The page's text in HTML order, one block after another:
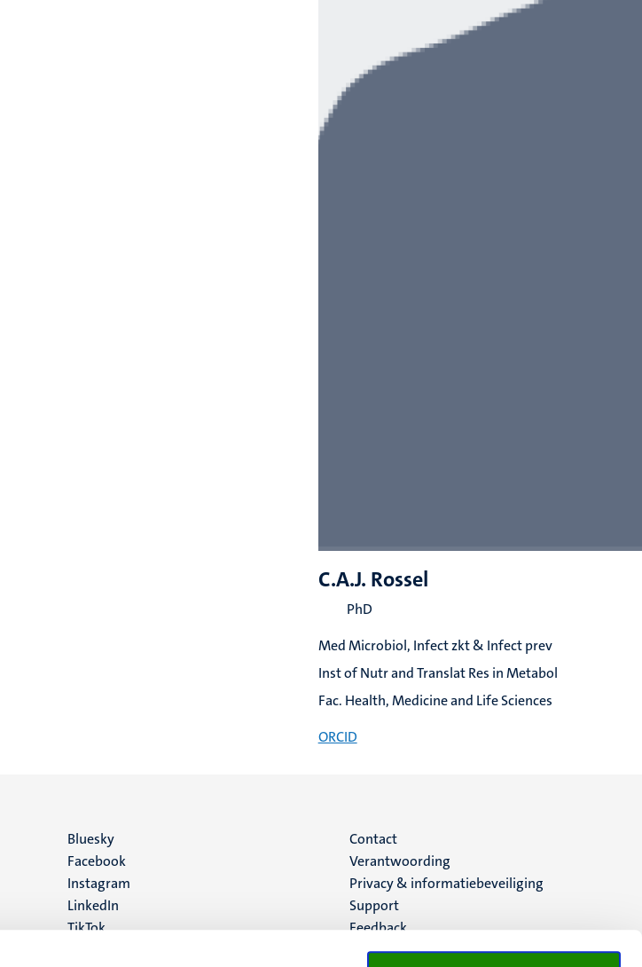
C.A.J. Rossel
PhD
Med Microbiol, Infect zkt & Infect prev
Inst of Nutr and Translat Res in Metabol
Fac. Health, Medicine and Life Sciences
ORCID
Social
media
Bluesky
Facebook
Instagram
LinkedIn
TikTok
Menu
footer
(NL)
Contact
Verantwoording
Privacy & informatiebeveiliging
Support
Feedback